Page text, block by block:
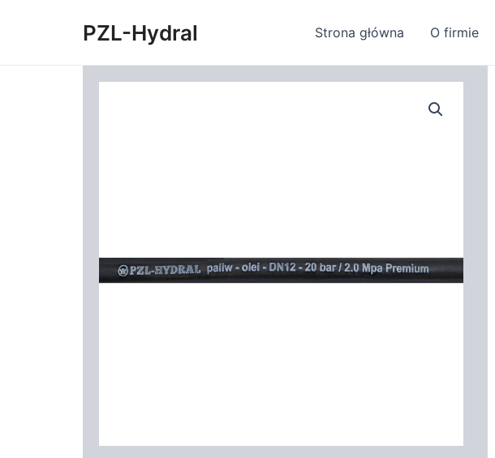
PZL-Hydral Strona główna O firmie